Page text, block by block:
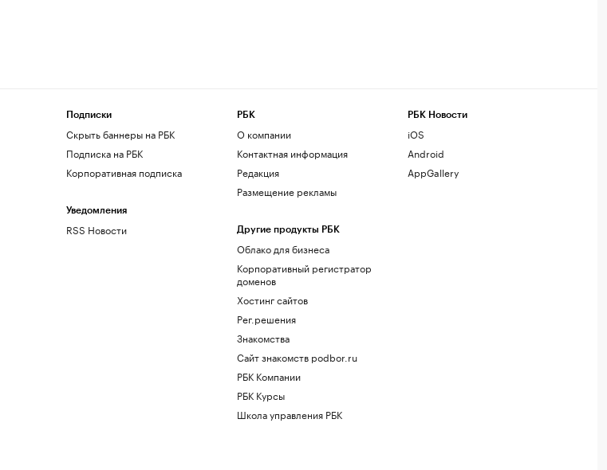
Подписки
Скрыть баннеры на РБК
Подписка на РБК
Корпоративная подписка
Уведомления
RSS Новости
РБК
О компании
Контактная информация
Редакция
Размещение рекламы
Другие продукты РБК
Облако для бизнеса
Корпоративный регистратор
доменов
Хостинг сайтов
Рег.решения
Знакомства
Сайт знакомств podbor.ru
РБК Компании
РБК Курсы
Школа управления РБК
РБК Новости
iOS
Android
AppGallery